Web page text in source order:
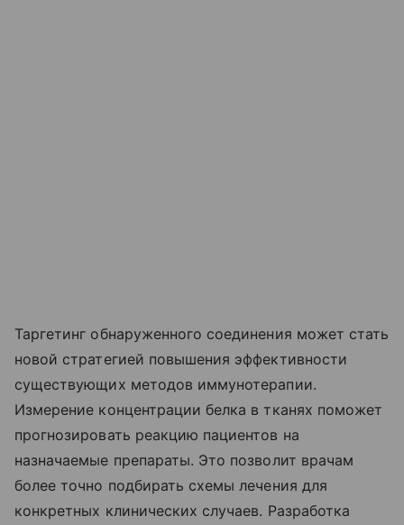
Таргетинг обнаруженного соединения может стать
новой стратегией повышения эффективности
существующих методов иммунотерапии.
Измерение концентрации белка в тканях поможет
прогнозировать реакцию пациентов на
назначаемые препараты. Это позволит врачам
более точно подбирать схемы лечения для
конкретных клинических случаев. Разработка